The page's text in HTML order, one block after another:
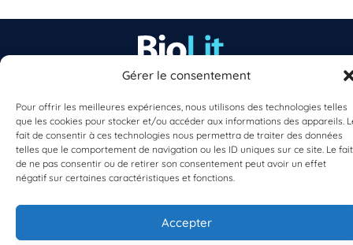
Gérer le consentement
Pour offrir les meilleures expériences, nous utilisons des technologies telles
que les cookies pour stocker et/ou accéder aux informations des appareils.
fait de consentir à ces technologies nous permettra de traiter des données
telles que le comportement de navigation ou les ID uniques sur ce site. Le fait
de ne pas consentir ou de retirer son consentement peut avoir un effet
négatif sur certaines caractéristiques et fonctions.
Accepter
PLANÈTE MER